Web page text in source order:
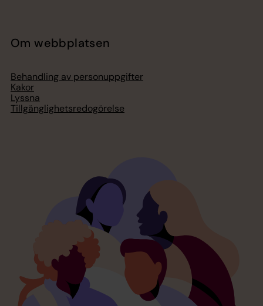
Om webbplatsen
Behandling av personuppgifter
Kakor
Lyssna
Tillgänglighetsredogörelse